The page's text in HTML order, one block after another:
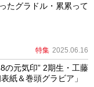
たグラドル・累累って
特集 2025.06.16
の元気印” 2期生・工藤
紙＆巻頭グラビア」